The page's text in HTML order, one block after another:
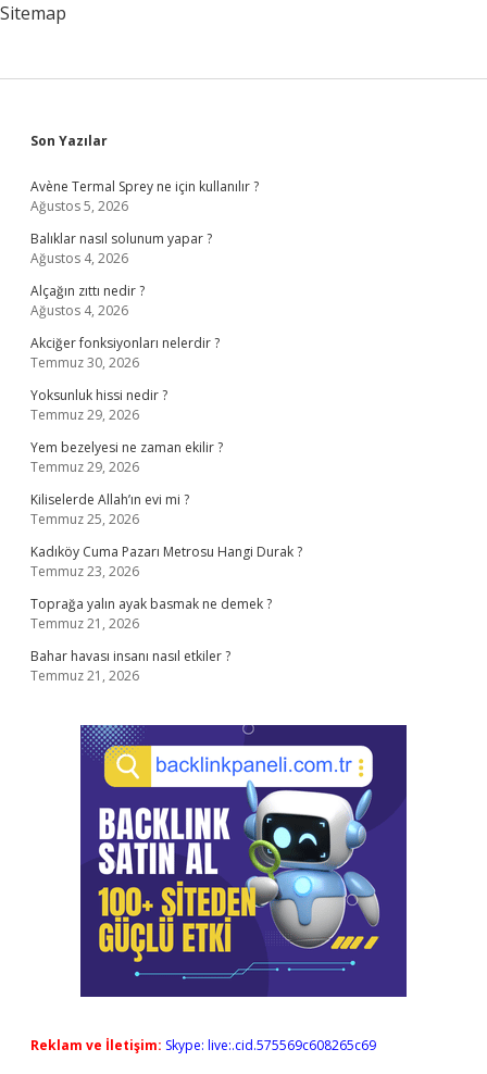
Sitemap
Sidebar
Son Yazılar
Avène Termal Sprey ne için kullanılır ?
Ağustos 5, 2026
Balıklar nasıl solunum yapar ?
Ağustos 4, 2026
Alçağın zıttı nedir ?
Ağustos 4, 2026
Akciğer fonksiyonları nelerdir ?
Temmuz 30, 2026
Yoksunluk hissi nedir ?
Temmuz 29, 2026
Yem bezelyesi ne zaman ekilir ?
Temmuz 29, 2026
Kiliselerde Allah’ın evi mi ?
Temmuz 25, 2026
Kadıköy Cuma Pazarı Metrosu Hangi Durak ?
Temmuz 23, 2026
Toprağa yalın ayak basmak ne demek ?
Temmuz 21, 2026
Bahar havası insanı nasıl etkiler ?
Temmuz 21, 2026
Reklam ve İletişim: Skype: live:.cid.575569c608265c69